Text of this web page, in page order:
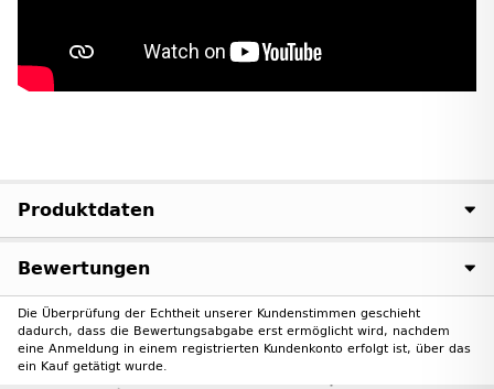
Produktdaten
Bewertungen
Die Überprüfung der Echtheit unserer Kundenstimmen geschieht
dadurch, dass die Bewertungsabgabe erst ermöglicht wird, nachdem
eine Anmeldung in einem registrierten Kundenkonto erfolgt ist, über das
ein Kauf getätigt wurde.